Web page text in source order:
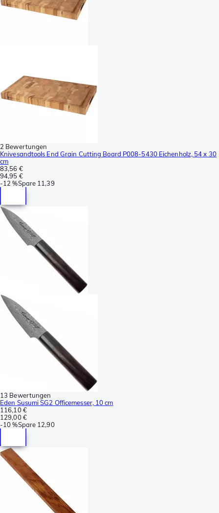
2 Bewertungen
Knivesandtools End Grain Cutting Board P008-5430 Eichenholz, 54 x 30
cm
83,56 €
94,95 €
-12 %Spare 11,39
13 Bewertungen
Eden Susumi SG2 Officemesser, 10 cm
116,10 €
129,00 €
-10 %Spare 12,90